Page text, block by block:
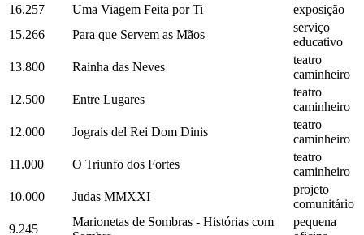
16.257
Uma Viagem Feita por Ti
exposição
15.266
Para que Servem as Mãos
serviço
educativo
13.800
Rainha das Neves
teatro
caminheiro
12.500
Entre Lugares
teatro
caminheiro
12.000
Jograis del Rei Dom Dinis
teatro
caminheiro
11.000
O Triunfo dos Fortes
teatro
caminheiro
10.000
Judas MMXXI
projeto
comunitário
9.245
Marionetas de Sombras - Histórias com
pequena